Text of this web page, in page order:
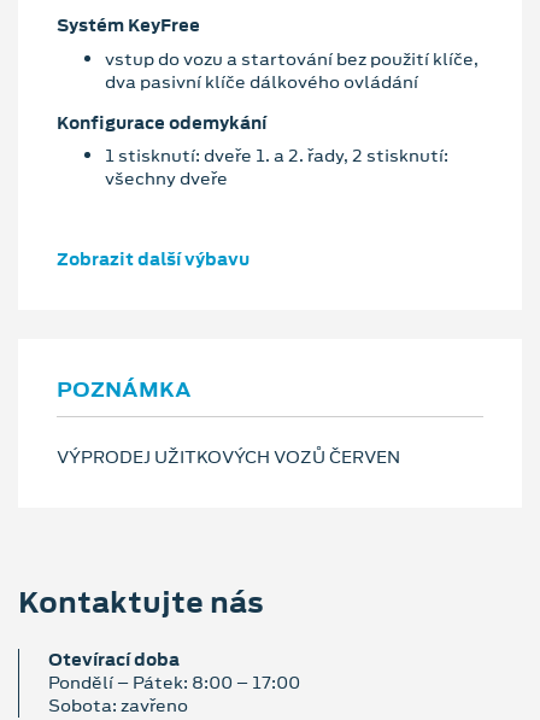
Systém KeyFree
vstup do vozu a startování bez použití klíče,
dva pasivní klíče dálkového ovládání
Konfigurace odemykání
1 stisknutí: dveře 1. a 2. řady, 2 stisknutí:
všechny dveře
Zobrazit další výbavu
POZNÁMKA
VÝPRODEJ UŽITKOVÝCH VOZŮ ČERVEN
Kontaktujte nás
Otevírací doba
Pondělí – Pátek: 8:00 – 17:00
Sobota: zavřeno